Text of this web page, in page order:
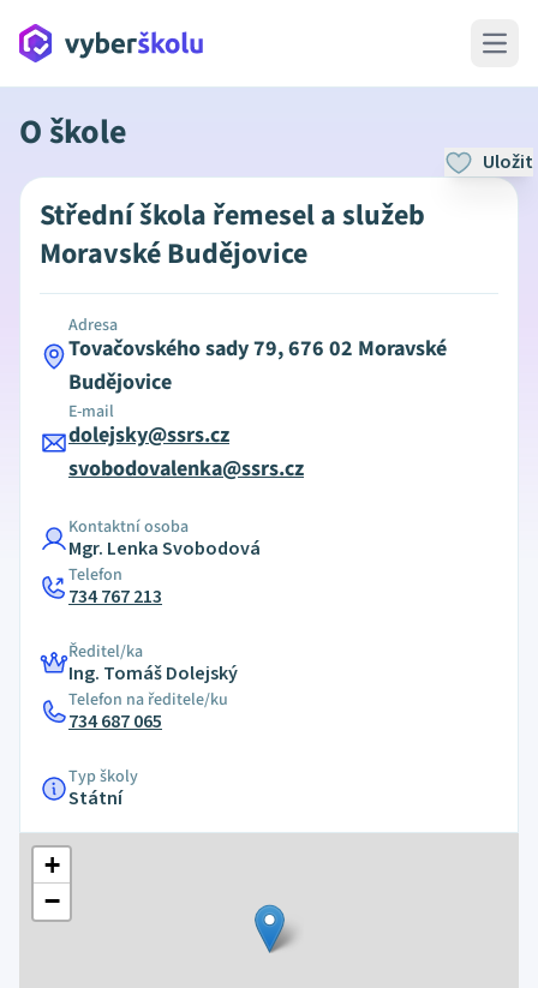
Open
O škole
Uložit
Střední škola řemesel a služeb
Moravské Budějovice
Adresa
Tovačovského sady 79, 676 02 Moravské
Budějovice
E-mail
dolejsky@ssrs.cz
svobodovalenka@ssrs.cz
Kontaktní osoba
Mgr. Lenka Svobodová
Telefon
734 767 213
Ředitel/ka
Ing. Tomáš Dolejský
Telefon na ředitele/ku
734 687 065
Typ školy
Státní
+
−